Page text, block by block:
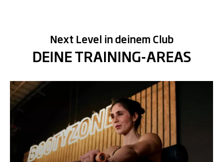
Next Level in deinem Club
DEINE TRAINING-AREAS